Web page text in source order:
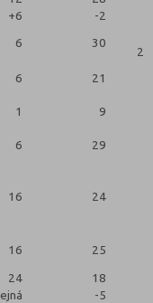
+6
-2
6 30
2
6 21
1 9
6 29
16 24
16 25
24
18
-5